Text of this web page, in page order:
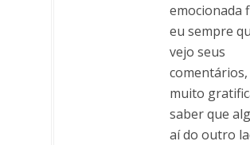
emocionada
eu sempre
vejo seus
comentários,
muito
saber que
aí do outro